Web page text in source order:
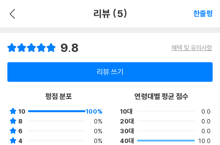
리뷰 (5) 한줄평
9.8 혜택 및 유의사항
리뷰 쓰기
평점 분포
10
100%
8
0%
6
0%
4
0%
연령대별 평균 점수
10대
0.0
20대
0.0
30대
0.0
40대
10.0